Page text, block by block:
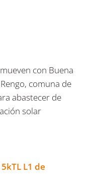
con Buena
comuna de
abastecer de
solar
L1 de